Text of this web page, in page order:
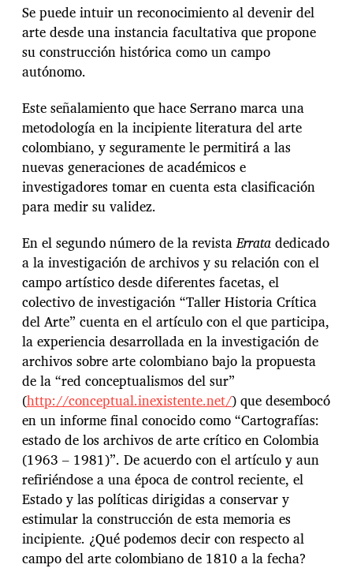
Se puede intuir un reconocimiento al devenir del
arte desde una instancia facultativa que propone
su construcción histórica como un campo
autónomo.
Este señalamiento que hace Serrano marca una
metodología en la incipiente literatura del arte
colombiano, y seguramente le permitirá a las
nuevas generaciones de académicos e
investigadores tomar en cuenta esta clasificación
para medir su validez.
En el segundo número de la revistaErratadedicado
a la investigación de archivos y su relación con el
campo artístico desde diferentes facetas, el
colectivo de investigación “Taller Historia Crítica
del Arte” cuenta en el artículo con el que participa,
la experiencia desarrollada en la investigación de
archivos sobre arte colombiano bajo la propuesta
de la “red conceptualismos del sur”
(http://conceptual.inexistente.net/) que desembocó
en un informe final conocido como “Cartografías:
estado de los archivos de arte crítico en Colombia
(1963 – 1981)”. De acuerdo con el artículo y aun
refiriéndose a una época de control reciente, el
Estado y las políticas dirigidas a conservar y
estimular la construcción de esta memoria es
incipiente. ¿Qué podemos decir con respecto al
campo del arte colombiano de 1810 a la fecha?